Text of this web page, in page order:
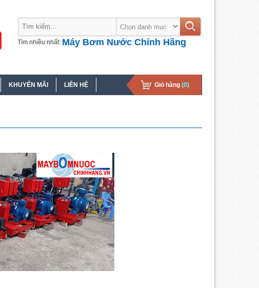
Tìm nhiều nhất: Máy Bơm Nước Chính Hãng
KHUYẾN MÃI LIÊN HỆ Giỏ hàng (0)